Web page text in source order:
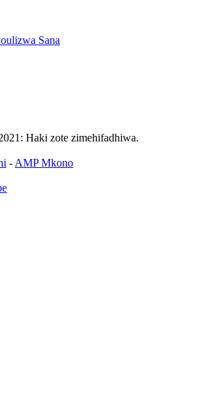
Sana
Haki zote zimehifadhiwa.
- AMP Mkono